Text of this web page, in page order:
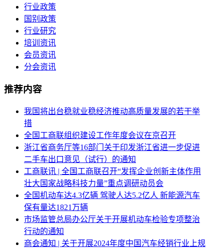
行业政策
国别政策
行业研究
培训资讯
会员资讯
分会资讯
推荐内容
我国将出台稳就业稳经济推动高质量发展的若干举
措
全国工商联组织建设工作年度会议在京召开
浙江省商务厅等16部门关于印发浙江省进一步促进
二手车出口意见（试行）的通知
工商联讯 | 全国工商联召开“发挥企业创新主体作用
壮大国家战略科技力量”重点调研动员会
全国机动车达4.3亿辆 驾驶人达5.2亿人 新能源汽车
保有量达1821万辆
市场监管总局办公厅关于开展机动车检验专项整治
行动的通知
商会通知 | 关于开展2024年度中国汽车经销行业上规